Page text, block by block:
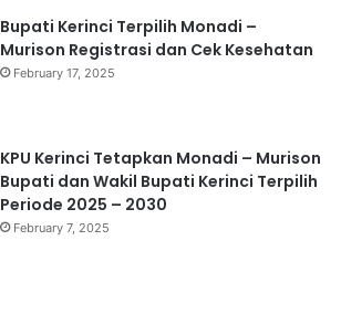
Bupati Kerinci Terpilih Monadi –
Murison Registrasi dan Cek Kesehatan
February 17, 2025
KPU Kerinci Tetapkan Monadi – Murison
Bupati dan Wakil Bupati Kerinci Terpilih
Periode 2025 – 2030
February 7, 2025